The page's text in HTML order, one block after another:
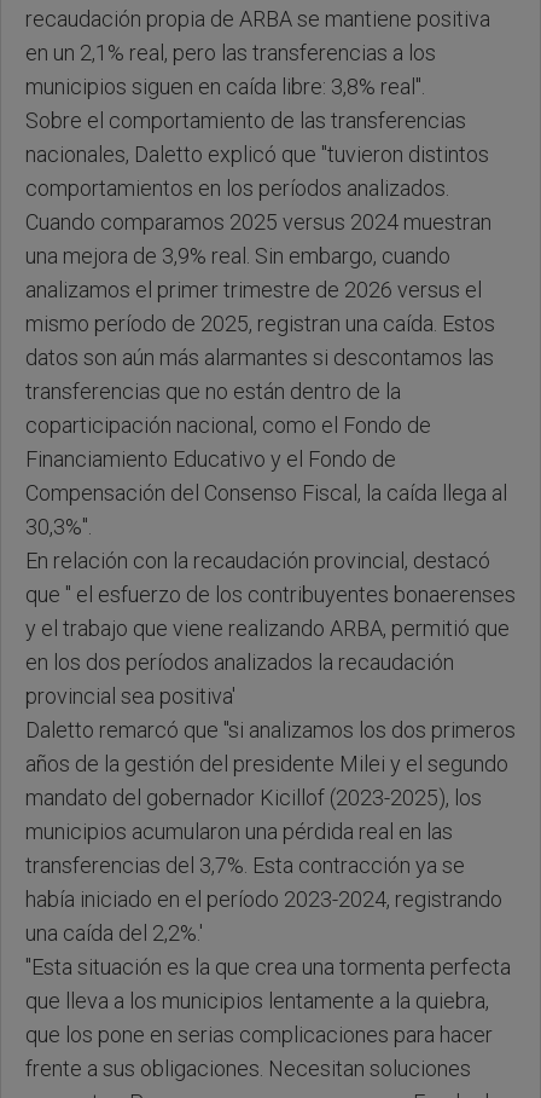
recaudación propia de ARBA se mantiene positiva
en un 2,1% real, pero las transferencias a los
municipios siguen en caída libre: 3,8% real".
Sobre el comportamiento de las transferencias
nacionales, Daletto explicó que "tuvieron distintos
comportamientos en los períodos analizados.
Cuando comparamos 2025 versus 2024 muestran
una mejora de 3,9% real. Sin embargo, cuando
analizamos el primer trimestre de 2026 versus el
mismo período de 2025, registran una caída. Estos
datos son aún más alarmantes si descontamos las
transferencias que no están dentro de la
coparticipación nacional, como el Fondo de
Financiamiento Educativo y el Fondo de
Compensación del Consenso Fiscal, la caída llega al
30,3%".
En relación con la recaudación provincial, destacó
que " el esfuerzo de los contribuyentes bonaerenses
y el trabajo que viene realizando ARBA, permitió que
en los dos períodos analizados la recaudación
provincial sea positiva'
Daletto remarcó que "si analizamos los dos primeros
años de la gestión del presidente Milei y el segundo
mandato del gobernador Kicillof (2023-2025), los
municipios acumularon una pérdida real en las
transferencias del 3,7%. Esta contracción ya se
había iniciado en el período 2023-2024, registrando
una caída del 2,2%.'
"Esta situación es la que crea una tormenta perfecta
que lleva a los municipios lentamente a la quiebra,
que los pone en serias complicaciones para hacer
frente a sus obligaciones. Necesitan soluciones